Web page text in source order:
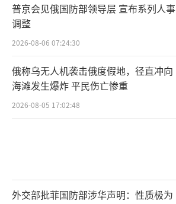
普京会见俄国防部领导层 宣布系列人事
调整
2026-08-06 07:24:30
俄称乌无人机袭击俄度假地，径直冲向
海滩发生爆炸 平民伤亡惨重
2026-08-05 17:02:48
外交部批菲国防部涉华声明：性质极为